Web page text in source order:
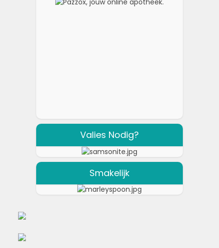
Valies Nodig?
Smakelijk